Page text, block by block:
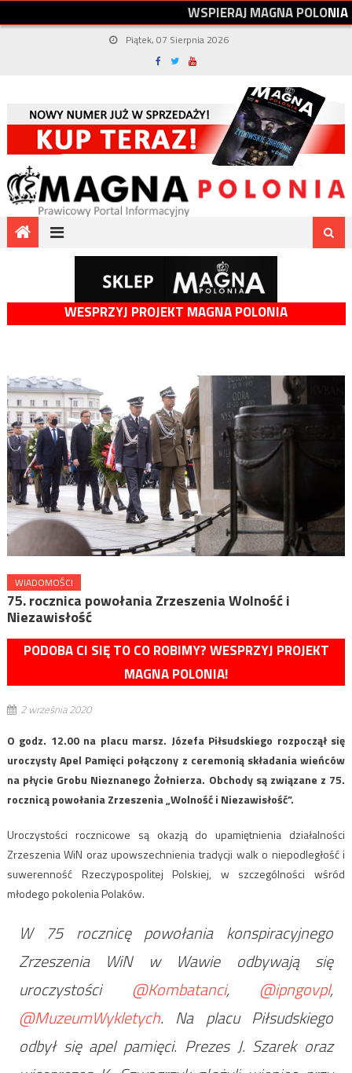
WSPIERAJMAGNAPOLONIA
Piątek, 07 Sierpnia 2026
WESPRZYJ PROJEKT MAGNA POLONIA
WIADOMOŚCI
75. rocznica powołania Zrzeszenia Wolność i
Niezawisłość
PODOBA CI SIĘ TO CO ROBIMY? WESPRZYJ PROJEKT
MAGNA POLONIA!
2 września 2020
O godz. 12.00 na placu marsz. Józefa Piłsudskiego rozpoczął się
uroczysty Apel Pamięci połączony z ceremonią składania wieńców
na płycie Grobu Nieznanego Żołnierza. Obchody są związane z 75.
rocznicą powołania Zrzeszenia „Wolność i Niezawisłość”.
Uroczystości rocznicowe są okazją do upamiętnienia działalności
Zrzeszenia WiN oraz upowszechnienia tradycji walk o niepodległość i
suwerenność Rzeczypospolitej Polskiej, w szczególności wśród
młodego pokolenia Polaków.
W 75 rocznicę powołania konspiracyjnego
Zrzeszenia WiN w Wawie odbywają się
uroczystości @Kombatanci, @ipngovpl,
@MuzeumWykletych. Na placu Piłsudskiego
odbył się apel pamięci. Prezes J. Szarek oraz